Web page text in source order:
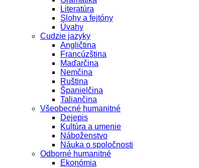
Literatúra
Slohy a fejtóny
Úvahy
Cudzie jazyky
Angličtina
Francúzština
Maďarčina
Nemčina
Ruština
Španielčina
Taliančina
Všeobecné humanitné
Dejepis
Kultúra a umenie
Náboženstvo
Náuka o spoločnosti
Odborné humanitné
Ekonómia